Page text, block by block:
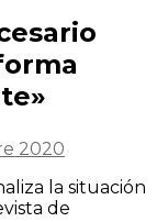
2020
la situación
de